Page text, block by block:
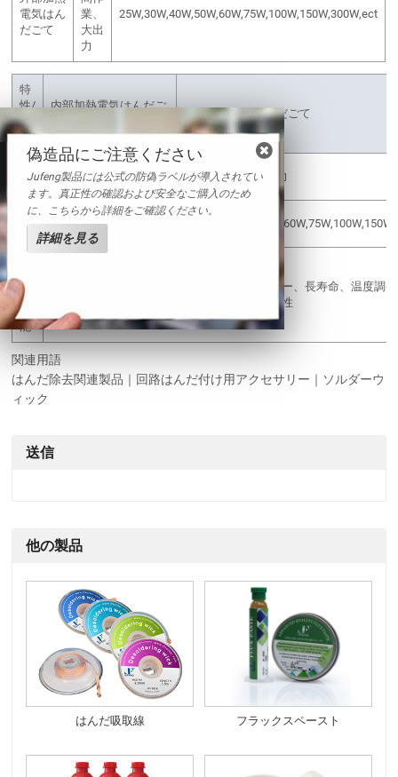
電気はん
だごて
業、
大出
力
25W,30W,40W,50W,60W,75W,100W,150W,300W,ect
特
性/
種
類
内部加熱電気はんだご
外部加熱電気はんだごて
長
率; こて先の取り替え
長時間作業、大出力
仕
20W,25W,35W,50W,etc.
通
の
機
能
軽量ハンドル、高速加熱、セラミックヒーター、長寿命、温度調
量、帯電防止機能、安全保護部品、高い信頼性
関連用語
はんだ除去関連製品｜回路はんだ付け用アクセサリー｜ソルダーウ
ィック
送信
他の製品
はんだ吸取線 フラックスペースト
偽造品にご注意ください
Jufeng製品には公式の防偽ラベルが導入されてい
ます。真正性の確認および安全なご購入のため
に、こちらから詳細をご確認ください。
詳細を見る